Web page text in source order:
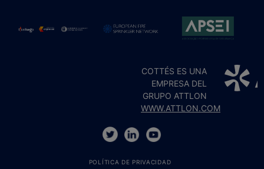
COTTÉS ES UNA
EMPRESA DEL
GRUPO ATTLON
WWW.ATTLON.COM
POLÍTICA DE PRIVACIDAD